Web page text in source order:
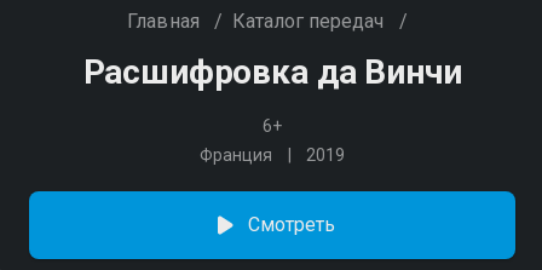
Главная / Каталог передач /
Расшифровка да Винчи
6+
Франция
2019
Смотреть